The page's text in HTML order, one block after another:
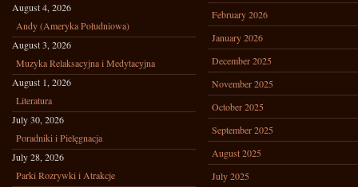
August 4, 2026
Andy (Ameryka Południowa)
August 3, 2026
Muzyka Relaksacyjna i Medytacyjna
August 1, 2026
Literatura
July 30, 2026
Poradniki i Pielęgnacja
July 28, 2026
Parki Rozrywki i Atrakcje
February 2026
January 2026
December 2025
November 2025
October 2025
September 2025
August 2025
July 2025